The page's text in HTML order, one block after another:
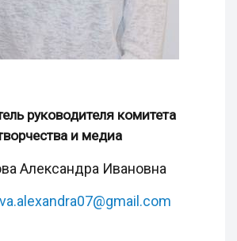
руководителя комитета
и медиа
Александра Ивановна